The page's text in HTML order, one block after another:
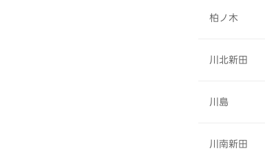
柏ノ木
川北新田
川島
川南新田